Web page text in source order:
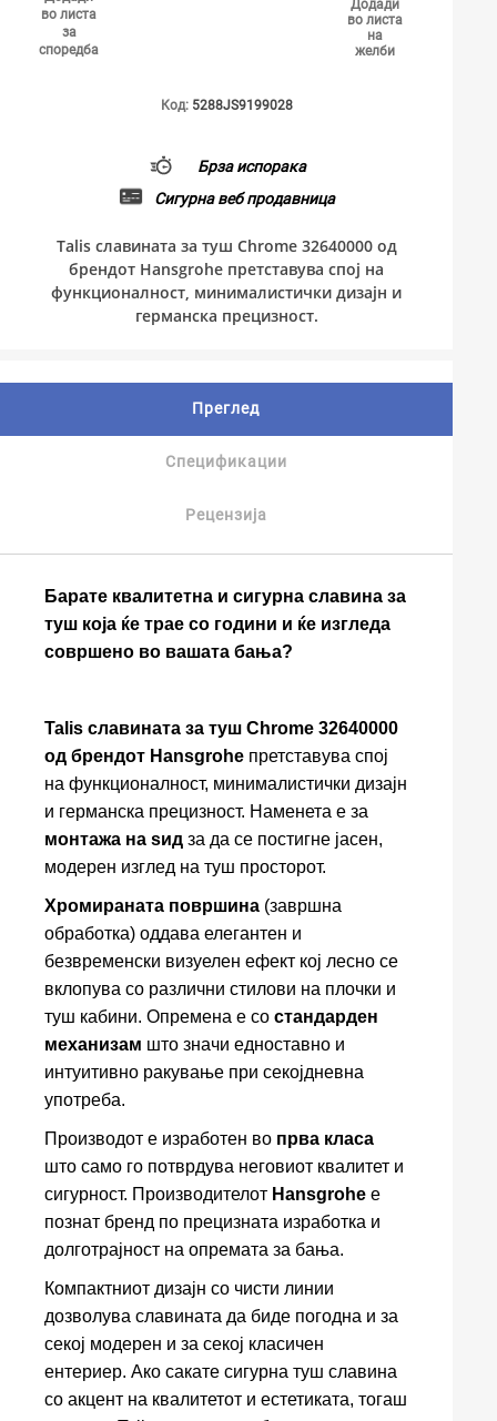
во листа
за
споредба
Додади
во листа
на
желби
Код: 5288JS9199028
Брза испорака
Сигурна веб продавница
Talis славината за туш Chrome 32640000 од
брендот Hansgrohe претставува спој на
функционалност, минималистички дизајн и
германска прецизност.
Преглед
Спецификации
Рецензија
Барате квалитетна и сигурна славина за
туш која ќе трае со години и ќе изгледа
совршено во вашата бања?
Talis славината за туш Chrome 32640000
од брендот Hansgrohe претставува спој
на функционалност, минималистички дизајн
и германска прецизност. Наменета е за
монтажа на ѕид за да се постигне јасен,
модерен изглед на туш просторот.
Хромираната површина (завршна
обработка) оддава елегантен и
безвременски визуелен ефект кој лесно се
вклопува со различни стилови на плочки и
туш кабини. Опремена е со стандарден
механизам што значи едноставно и
интуитивно ракување при секојдневна
употреба.
Производот е изработен во прва класа
што само го потврдува неговиот квалитет и
сигурност. Производителот Hansgrohe е
познат бренд по прецизната изработка и
долготрајност на опремата за бања.
Компактниот дизајн со чисти линии
дозволува славината да биде погодна и за
секој модерен и за секој класичен
ентериер. Ако сакате сигурна туш славина
со акцент на квалитетот и естетиката, тогаш